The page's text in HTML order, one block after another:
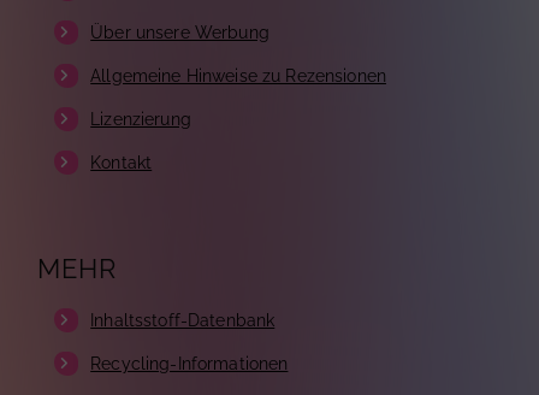
Über unsere Werbung
Allgemeine Hinweise zu Rezensionen
Lizenzierung
Kontakt
MEHR
Inhaltsstoff-Datenbank
Recycling-Informationen